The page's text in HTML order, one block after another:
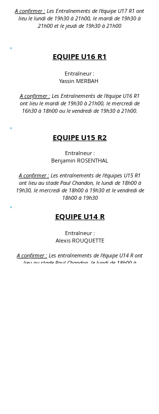
A confirmer : Les Entraînements de l'équipe U17 R1 ont
lieu le lundi de 19h30 à 21h00, le mardi de 19h30 à
21h00 et le jeudi de 19h30 à 21h00
EQUIPE U16 R1
Entraîneur :
Yassin MERBAH
A confirmer :Les Entraînements de l'équipe U16R1
ont lieu le mardide 19h30 à 21h00, le mercredi de
16h30 à 18h00 ou le vendredi de 19h30 à 21h00.
EQUIPE U15 R2
Entraîneur :
Benjamin ROSENTHAL
A confirmer : Les entraînements de l'équipes U15 R1
ont lieu au stade Paul Chandon, le lundi de 18h00 à
19h30, le mercredi de 18h00 à 19h30 et le vendredi de
18h00 à 19h30
EQUIPE U14 R
Entraîneur :
Alexis ROUQUETTE
A confirmer : Les entraînements de l'équipe U14 Ront
lieu au stade Paul Chandon, le lundi de 18h00 à